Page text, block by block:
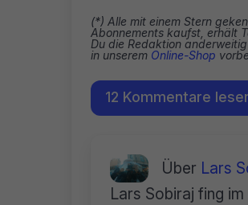
(*) Alle mit einem Stern
Abonnements kaufst, erhält
Du die Redaktion
in unserem Online-Shop
12 Kommentare
Über Lars
Lars Sobiraj fing